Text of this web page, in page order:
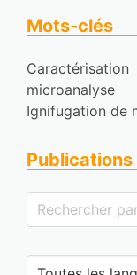
Mots-clés
microanalyse
Ignifugation de
Publications